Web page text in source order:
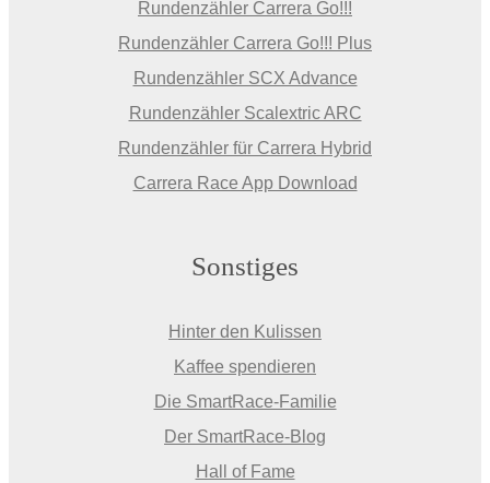
Rundenzähler Carrera Go!!!
Rundenzähler Carrera Go!!! Plus
Rundenzähler SCX Advance
Rundenzähler Scalextric ARC
Rundenzähler für Carrera Hybrid
Carrera Race App Download
Sonstiges
Hinter den Kulissen
Kaffee spendieren
Die SmartRace-Familie
Der SmartRace-Blog
Hall of Fame